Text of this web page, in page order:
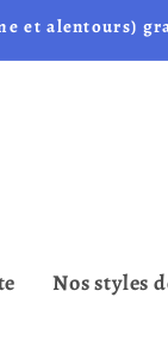
et alentours)
Nos styles